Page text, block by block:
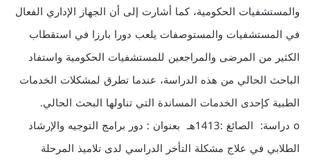
والمستشفيات الحكومية، كما أشارت إلى أن الجهاز الإداري الفعال
في المستشفيات والمستوصفات يلعب دورا بارزا في استقطاب
الكثير من المرضى والمراجعين للمستشفيات الحكومية واستفاد
الباحث الحالي من هذه الدراسة، عندما تطرق لمشكلات الخدمات
الطبية كإحدى الخدمات المساندة التي تناولها البحث الحالي.
o دراسة: الصائغ :1413هـ بعنوان : دور برامج التوجيه والإرشاد
الطلابي في علاج مشكلة التأخر الدراسي لدى تلاميذ المرحلة